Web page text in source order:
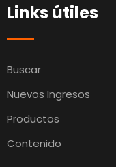
Links útiles
Buscar
Nuevos Ingresos
Productos
Contenido